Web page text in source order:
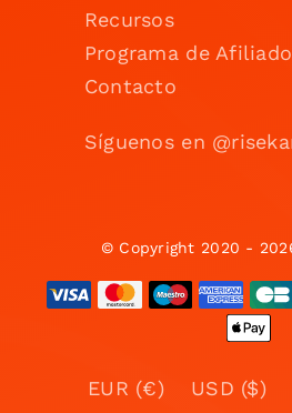
Recursos
Programa de
Contacto
Síguenos en
© Copyright 2020 -
EUR (€) USD ($)